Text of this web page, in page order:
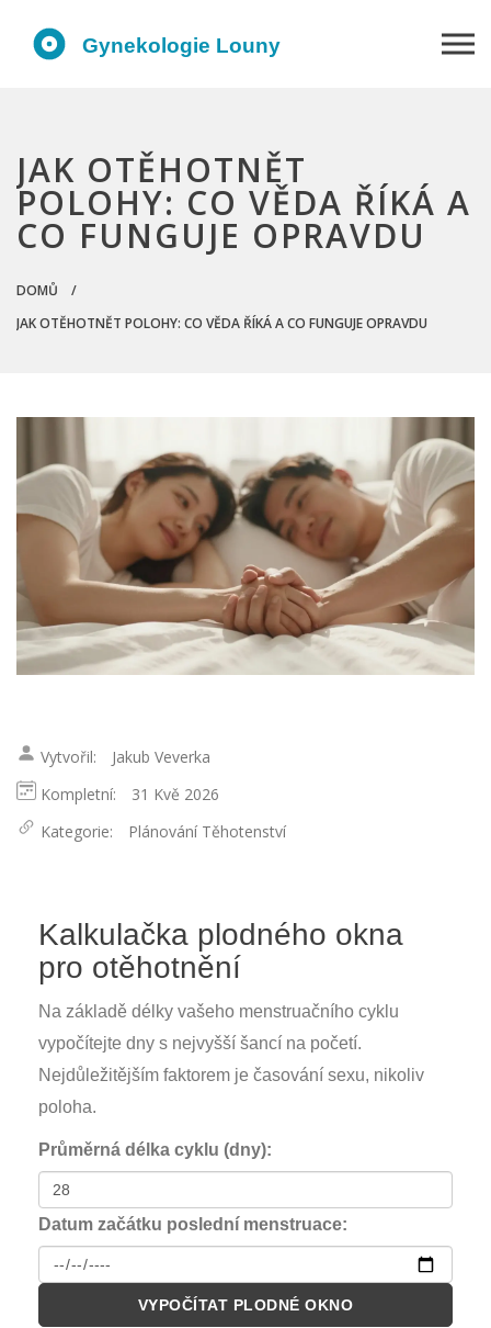
JAK OTĚHOTNĚT
POLOHY: CO VĚDA ŘÍKÁ A
CO FUNGUJE OPRAVDU
DOMŮ
JAK OTĚHOTNĚT POLOHY: CO VĚDA ŘÍKÁ A CO FUNGUJE OPRAVDU
Vytvořil:
Jakub Veverka
Kompletní:
31 Kvě 2026
Kategorie:
Plánování Těhotenství
Kalkulačka plodného okna
pro otěhotnění
Na základě délky vašeho menstruačního cyklu
vypočítejte dny s nejvyšší šancí na početí.
Nejdůležitějším faktorem je časování sexu, nikoliv
poloha.
Průměrná délka cyklu (dny):
Datum začátku poslední menstruace:
VYPOČÍTAT PLODNÉ OKNO